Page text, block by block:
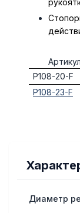
Артикул
P108-20-F
P108-23-F
Диаметр